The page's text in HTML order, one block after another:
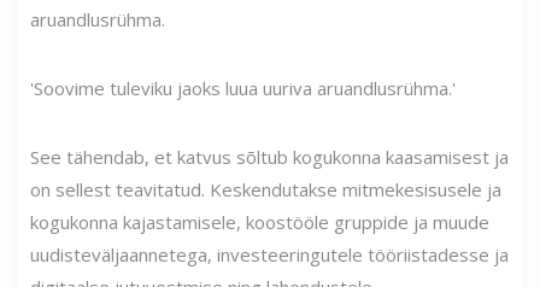
aruandlusrühma.
'Soovime tuleviku jaoks luua uuriva aruandlusrühma.'
See tähendab, et katvus sõltub kogukonna kaasamisest ja
on sellest teavitatud. Keskendutakse mitmekesisusele ja
kogukonna kajastamisele, koostööle gruppide ja muude
uudisteväljaannetega, investeeringutele tööriistadesse ja